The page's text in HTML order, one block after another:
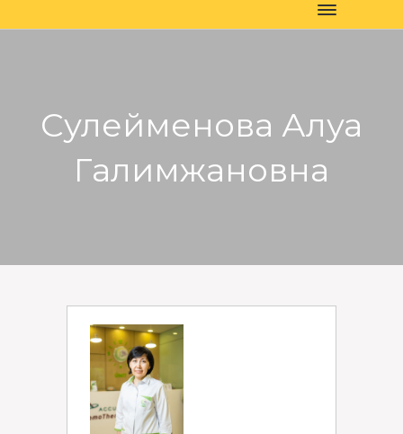
Toggle
navigation
Сулейменова Алуа
Галимжановна